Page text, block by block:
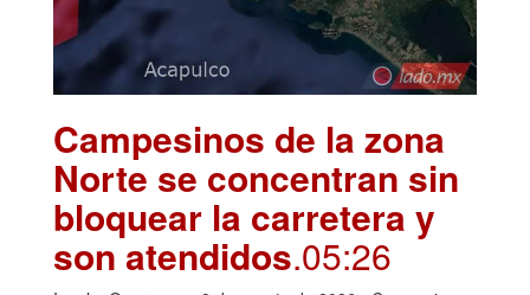
Campesinos de la zona
Norte se concentran sin
bloquear la carretera y
son atendidos.05:26